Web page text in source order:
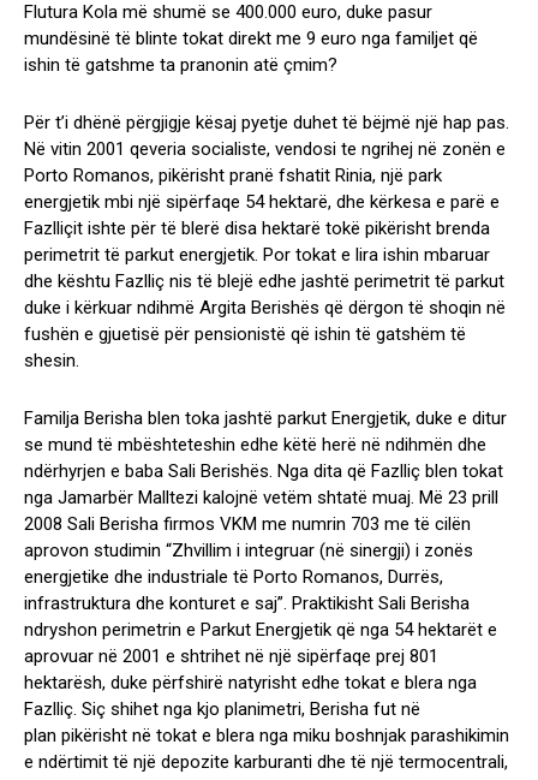
Flutura Kola më shumë se 400.000 euro, duke pasur
mundësinë të blinte tokat direkt me 9 euro nga familjet që
ishin të gatshme ta pranonin atë çmim?
Për t’i dhënë përgjigje kësaj pyetje duhet të bëjmë një hap pas.
Në vitin 2001 qeveria socialiste, vendosi te ngrihej në zonën e
Porto Romanos, pikërisht pranë fshatit Rinia, një park
energjetik mbi një sipërfaqe 54 hektarë, dhe kërkesa e parë e
Fazlliçit ishte për të blerë disa hektarë tokë pikërisht brenda
perimetrit të parkut energjetik. Por tokat e lira ishin mbaruar
dhe kështu Fazlliç nis të blejë edhe jashtë perimetrit të parkut
duke i kërkuar ndihmë Argita Berishës që dërgon të shoqin në
fushën e gjuetisë për pensionistë që ishin të gatshëm të
shesin.
Familja Berisha blen toka jashtë parkut Energjetik, duke e ditur
se mund të mbështeteshin edhe këtë herë në ndihmën dhe
ndërhyrjen e baba Sali Berishës. Nga dita që Fazlliç blen tokat
nga Jamarbër Malltezi kalojnë vetëm shtatë muaj. Më 23 prill
2008 Sali Berisha firmos VKM me numrin 703 me të cilën
aprovon studimin “Zhvillim i integruar (në sinergji) i zonës
energjetike dhe industriale të Porto Romanos, Durrës,
infrastruktura dhe konturet e saj”. Praktikisht Sali Berisha
ndryshon perimetrin e Parkut Energjetik që nga 54 hektarët e
aprovuar në 2001 e shtrihet në një sipërfaqe prej 801
hektarësh, duke përfshirë natyrisht edhe tokat e blera nga
Fazlliç. Siç shihet nga kjo planimetri, Berisha fut në
plan pikërisht në tokat e blera nga miku boshnjak parashikimin
e ndërtimit të një depozite karburanti dhe të një termocentrali,